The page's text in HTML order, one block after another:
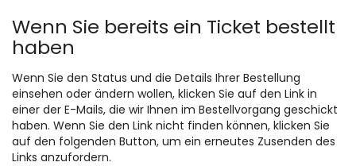
Wenn Sie bereits ein Ticket bestellt
haben
Wenn Sie den Status und die Details Ihrer Bestellung
einsehen oder ändern wollen, klicken Sie auf den Link in
einer der E-Mails, die wir Ihnen im Bestellvorgang geschickt
haben. Wenn Sie den Link nicht finden können, klicken Sie
auf den folgenden Button, um ein erneutes Zusenden des
Links anzufordern.